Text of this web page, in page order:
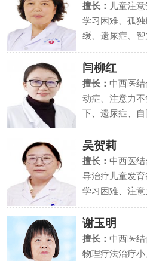
擅长： 儿童注
学习困难、孤
缓、遗尿症、
闫柳红
擅长： 中西医
动症、注意力
下、遗尿症、
病、疑难疾病
吴贺莉
擅长： 中西医
导治疗儿童发育
学习困难、注
症、语言发育
缓、遗尿症等
谢玉明
擅长： 中西医结
物理疗法治疗